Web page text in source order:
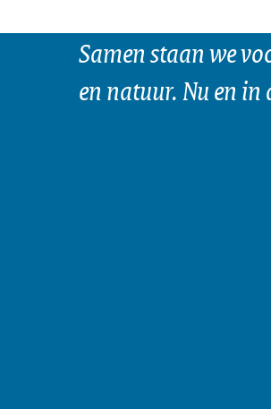
Samen staan we
en natuur. Nu en in